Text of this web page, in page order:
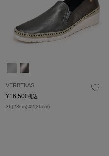
VERBENAS
¥16,500税込
36(23cm)-42(26cm)